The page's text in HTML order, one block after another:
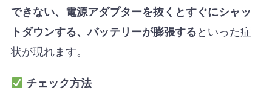
できない、電源アダプターを抜くとすぐにシャッ
トダウンする、バッテリーが膨張するといった症
状が現れます。
チェック方法